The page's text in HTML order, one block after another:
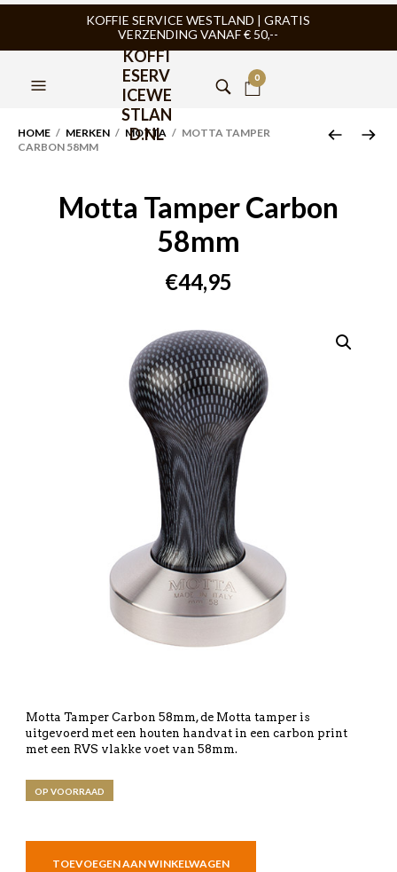
KOFFIE SERVICE WESTLAND | GRATIS
VERZENDING VANAF € 50,--
KOFFI
ESERV
ICEWE
STLAN
D.NL
0
HOME / MERKEN / MOTTA / MOTTA TAMPER
CARBON 58MM
Motta Tamper Carbon
58mm
€44,95
Motta Tamper Carbon 58mm, de Motta tamper is
uitgevoerd met een houten handvat in een carbon print
met een RVS vlakke voet van 58mm.
OP VOORRAAD
TOEVOEGEN AAN WINKELWAGEN